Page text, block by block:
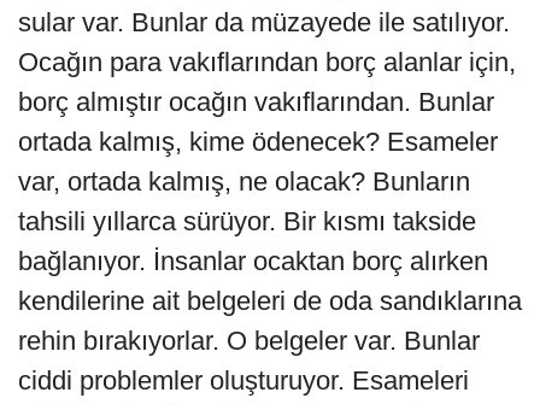
sular var. Bunlar da müzayede ile satılıyor.
Ocağın para vakıflarından borç alanlar için,
borç almıştır ocağın vakıflarından. Bunlar
ortada kalmış, kime ödenecek? Esameler
var, ortada kalmış, ne olacak? Bunların
tahsili yıllarca sürüyor. Bir kısmı takside
bağlanıyor. İnsanlar ocaktan borç alırken
kendilerine ait belgeleri de oda sandıklarına
rehin bırakıyorlar. O belgeler var. Bunlar
ciddi problemler oluşturuyor. Esameleri